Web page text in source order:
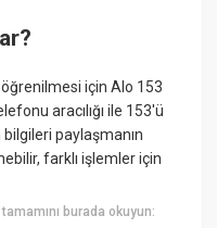
için Alo 153
aracılığı ile 153'ü
paylaşmanın
farklı işlemler için
tamamını burada okuyun: